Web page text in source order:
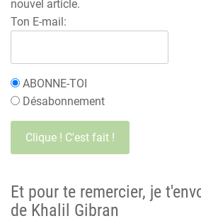
nouvel article.
Ton E-mail:
ABONNE-TOI
Désabonnement
Et pour te remercier, je
de Khalil Gibran